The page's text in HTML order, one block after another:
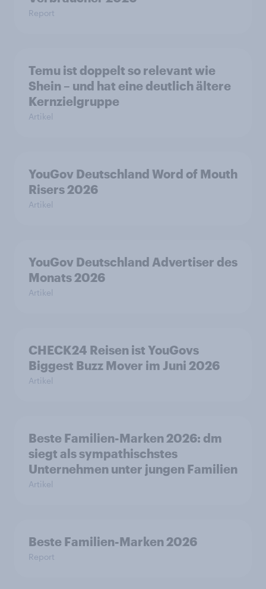
Report
Temu ist doppelt so relevant wie
Shein – und hat eine deutlich ältere
Kernzielgruppe
Artikel
YouGov Deutschland Word of Mouth
Risers 2026
Artikel
YouGov Deutschland Advertiser des
Monats 2026
Artikel
CHECK24 Reisen ist YouGovs
Biggest Buzz Mover im Juni 2026
Artikel
Beste Familien-Marken 2026: dm
siegt als sympathischstes
Unternehmen unter jungen Familien
Artikel
Beste Familien-Marken 2026
Report